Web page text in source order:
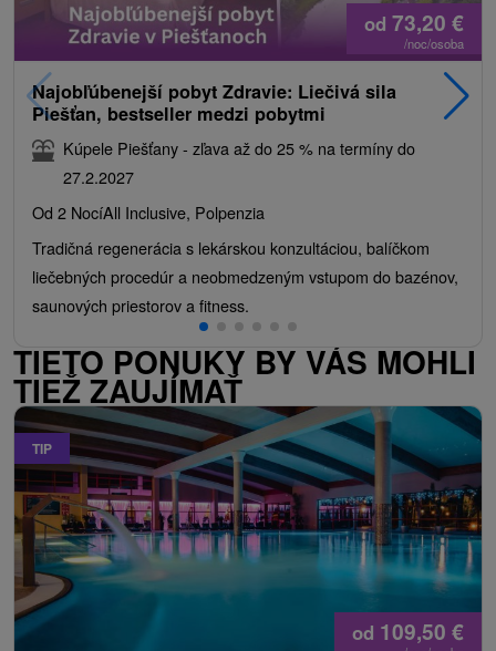
od 73,20 €
/noc/osoba
Najobľúbenejší pobyt Zdravie: Liečivá sila
Piešťan, bestseller medzi pobytmi
Kúpele Piešťany - zľava až do 25 % na termíny do
27.2.2027
Od 2 NocíAll Inclusive, Polpenzia
Tradičná regenerácia s lekárskou konzultáciou, balíčkom
liečebných procedúr a neobmedzeným vstupom do bazénov,
saunových priestorov a fitness.
TIETO PONUKY BY VÁS MOHLI
TIEŽ ZAUJÍMAŤ
TIP
od 109,50 €